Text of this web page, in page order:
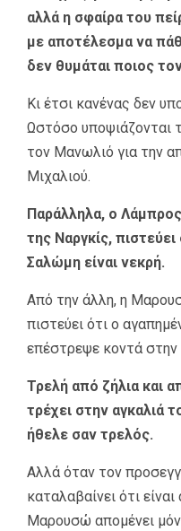
αλλά η σφαίρα του
με αποτέλεσμα να
δεν θυμάται ποιος
Κι έτσι κανένας δεν
Ωστόσο υποψιάζονται
τον Μανωλιό για την
Μιχαλιού.
Παράλληλα, ο
της Ναργκίς,
Σαλώμη είναι νεκρή.
Από την άλλη, η
πιστεύει ότι ο
επέστρεψε κοντά
Τρελή από ζήλια και
τρέχει στην αγκαλιά
ήθελε σαν τρελός.
Αλλά όταν τον
καταλαβαίνει ότι
Μαρουσώ απομένει